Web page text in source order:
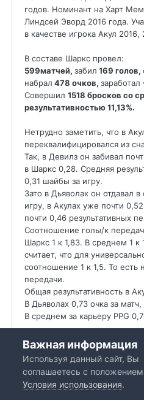
годов. Номинант на Харт
Линдсей Эворд 2016 года.
в качестве игрока Акул 2016,
В составе Шаркс провел:
599матчей, забил 169 голов,
набрал 478 очков, заработал
Совершил 1518 бросков со
результативностью 11,13%.
Нетрудно заметить, что в
переквалифицировался из
Так, в Девилз он забивал
в Шаркс 0,28. Средняя
0,31 шайбы за игру.
Зато в Дьяволах он отдавал
игру, в Акулах уже почти
почти 0,46 результативных
Соотношение голы/к
Шаркс 1 к 1,83. В среднем 1
считает, что для
соотношение 1 к 1,5. То есть
передачи.
Общая результативность в
В Дьяволах 0,73 очка за
В среднем за карьеру PPG
Акулы.
Итак, "место в истории".
истории всей франшизы,
хоккеистов Сан Хосе в
действующих не
Важная информация
Используя данный сайт, Вы
соглашаетесь с положением
Условия использования.